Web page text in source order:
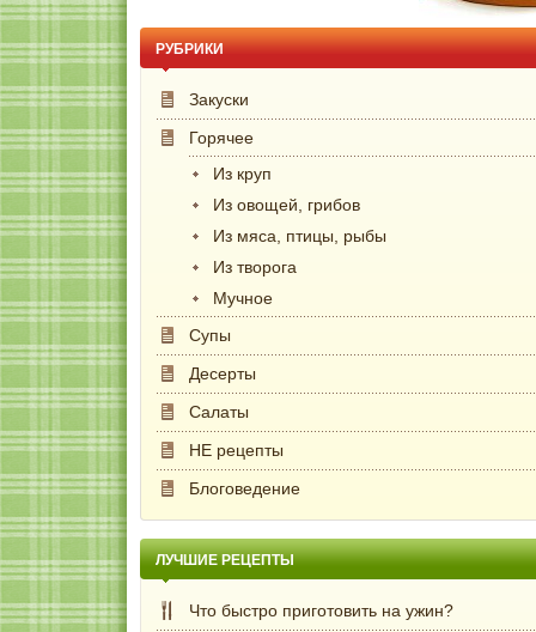
РУБРИКИ
Закуски
Горячее
Из круп
Из овощей, грибов
Из мяса, птицы, рыбы
Из творога
Мучное
Супы
Десерты
Салаты
НЕ рецепты
Блоговедение
ЛУЧШИЕ РЕЦЕПТЫ
Что быстро приготовить на ужин?